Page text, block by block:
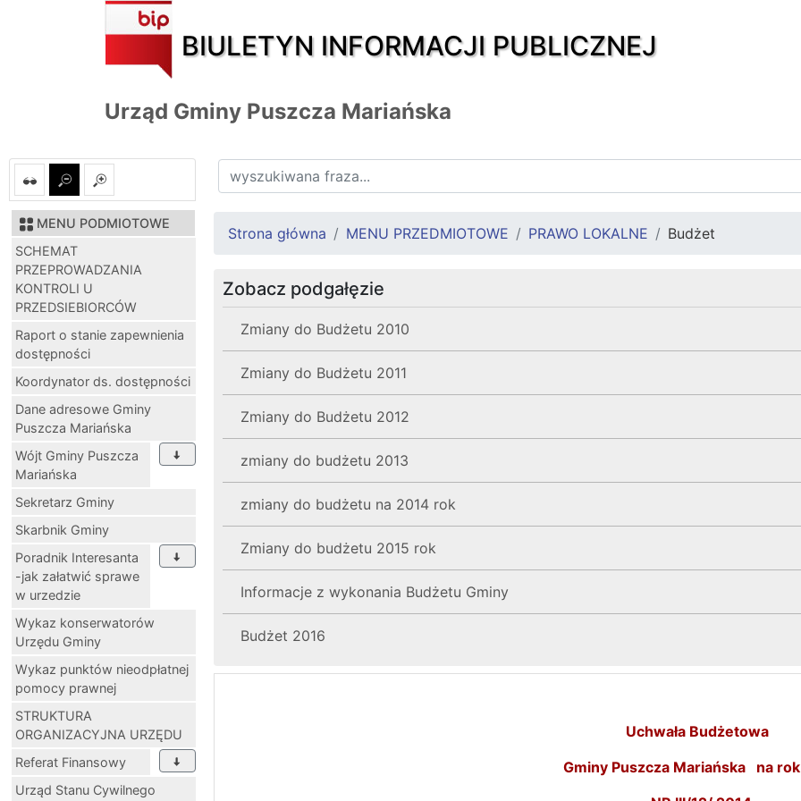
BIULETYN INFORMACJI PUBLICZNEJ
Urząd Gminy Puszcza Mariańska
MENU PODMIOTOWE
SCHEMAT
PRZEPROWADZANIA
KONTROLI U
PRZEDSIEBIORCÓW
Raport o stanie zapewnienia
dostępności
Koordynator ds. dostępności
Dane adresowe Gminy
Puszcza Mariańska
Wójt Gminy Puszcza
Mariańska
Sekretarz Gminy
Skarbnik Gminy
Poradnik Interesanta
-jak załatwić sprawe
w urzedzie
Wykaz konserwatorów
Urzędu Gminy
Wykaz punktów nieodpłatnej
pomocy prawnej
STRUKTURA
ORGANIZACYJNA URZĘDU
Referat Finansowy
Urząd Stanu Cywilnego
Strona główna MENU PRZEDMIOTOWE PRAWO LOKALNE Budżet
Zobacz podgałęzie
Zmiany do Budżetu 2010
Zmiany do Budżetu 2011
Zmiany do Budżetu 2012
zmiany do budżetu 2013
zmiany do budżetu na 2014 rok
Zmiany do budżetu 2015 rok
Informacje z wykonania Budżetu Gminy
Budżet 2016
Uchwała Budżetowa
Gminy Puszcza Mariańska
na